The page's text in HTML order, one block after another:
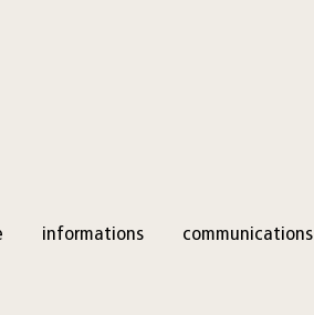
informations communications